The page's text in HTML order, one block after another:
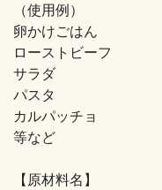
（使用例）
卵かけごはん
ローストビーフ
サラダ
パスタ
カルパッチョ
等など
【原材料名】